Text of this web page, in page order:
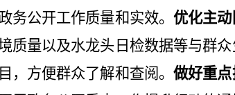
务公开工作质量和实效。优化主
质量以及水龙头日检数据等与群
，方便群众了解和查阅。做好重